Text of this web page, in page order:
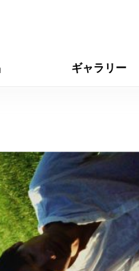
ギャラリー